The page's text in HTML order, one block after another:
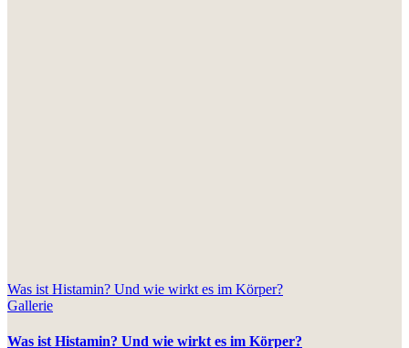
Was ist Histamin? Und wie wirkt es im Körper?
Gallerie
Was ist Histamin? Und wie wirkt es im Körper?